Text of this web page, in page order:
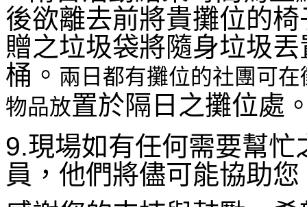
後欲離去前將貴攤位的
贈之垃圾袋將隨身垃圾
桶。 兩日都有攤位的社團可
物品放置於隔日之攤位處
9.現場如有任何需要幫
員，他們將儘可能協助您